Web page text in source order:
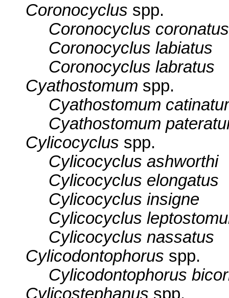
Coronocyclus spp.
Coronocyclus coronatus
Coronocyclus labiatus
Coronocyclus labratus
Cyathostomum spp.
Cyathostomum
Cyathostomum
Cylicocyclus spp.
Cylicocyclus ashworthi
Cylicocyclus elongatus
Cylicocyclus insigne
Cylicocyclus
Cylicocyclus nassatus
Cylicodontophorus spp.
Cylicodontophorus
Cylicostephanus spp.